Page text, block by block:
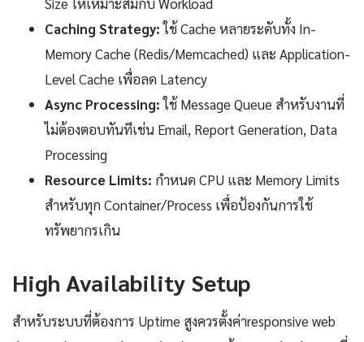
Caching Strategy:ใช้ Cache หลายระดับทั้ง In-
Memory Cache (Redis/Memcached) และ Application-
Level Cache เพื่อลด Latency
Async Processing:ใช้ Message Queue สำหรับงานที่
ไม่ต้องตอบทันทีเช่น Email, Report Generation, Data
Processing
Resource Limits: กำหนด CPU และ Memory Limits
สำหรับทุก Container/Process เพื่อป้องกันการใช้
ทรัพยากรเกิน
High Availability Setup
สำหรับระบบที่ต้องการ Uptime สูงควรตั้งค่าresponsive web